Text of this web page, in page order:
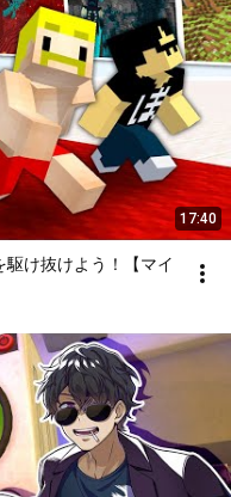
17:40
駆け抜けよう！【マイ